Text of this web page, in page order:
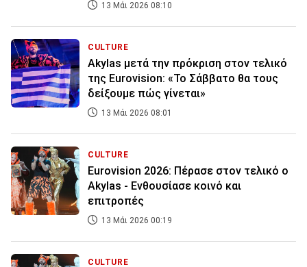
13 Μάι 2026 08:10
CULTURE
Akylas μετά την πρόκριση στον τελικό
της Eurovision: «Το Σάββατο θα τους
δείξουμε πώς γίνεται»
13 Μάι 2026 08:01
CULTURE
Eurovision 2026: Πέρασε στον τελικό ο
Akylas - Ενθουσίασε κοινό και
επιτροπές
13 Μάι 2026 00:19
CULTURE